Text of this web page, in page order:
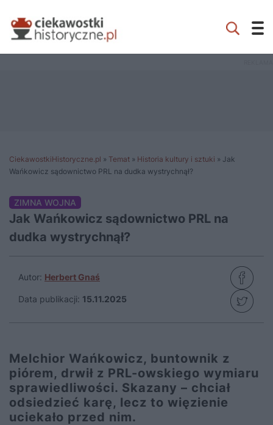
CiekawostkiHistoryczne.pl » Temat » Historia kultury i sztuki » Jak
Wańkowicz sądownictwo PRL na dudka wystrychnął?
ZIMNA WOJNA
Jak Wańkowicz sądownictwo PRL na
dudka wystrychnął?
Autor: Herbert Gnaś
Data publikacji: 15.11.2025
Melchior Wańkowicz, buntownik z
piórem, drwił z PRL-owskiego wymiaru
sprawiedliwości. Skazany – chciał
odsiedzieć karę, lecz to więzienie
uciekało przed nim.